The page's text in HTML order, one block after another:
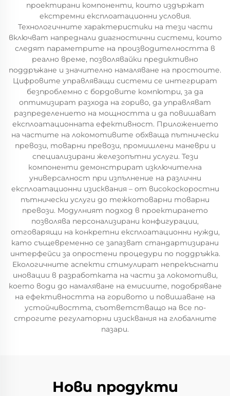
проектирани компоненти, които издържат
екстремни експлоатационни условия.
Технологичните характеристики на тези части
включват напреднали диагностични системи, които
следят параметрите на производителността в
реално време, позволявайки предиктивно
поддръжане и значително намаляване на простоите.
Цифровите управляващи системи се интегрират
безпроблемно с бордовите компютри, за да
оптимизират разхода на гориво, да управляват
разпределението на мощността и да повишават
експлоатационната ефективност. Приложението
на частите на локомотивите обхваща пътнически
превози, товарни превози, промишлени маневри и
специализирани железопътни услуги. Тези
компоненти демонстрират изключителна
универсалност при изпълнение на различни
експлоатационни изисквания – от високоскоростни
пътнически услуги до тежкотоварни товарни
превози. Модулният подход в проектирането
позволява персонализирани конфигурации,
отговарящи на конкретни експлоатационни нужди,
като същевременно се запазват стандартизирани
интерфейси за опростени процедури по поддръжка.
Екологичните аспекти стимулират непрекъснати
иновации в разработката на части за локомотиви,
което води до намаляване на емисиите, подобряване
на ефективността на горивото и повишаване на
устойчивостта, съответстващо на все по-
строгите регулаторни изисквания на глобалните
пазари.
Нови продукти